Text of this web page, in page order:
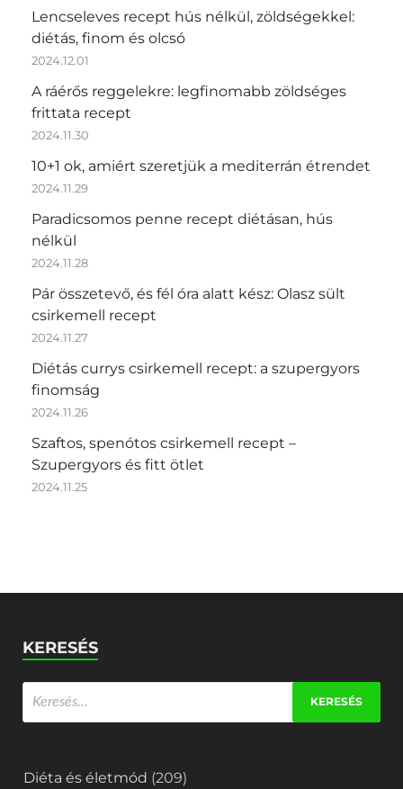
Lencseleves recept hús nélkül, zöldségekkel:
diétás, finom és olcsó
2024.12.01
A ráérős reggelekre: legfinomabb zöldséges
frittata recept
2024.11.30
10+1 ok, amiért szeretjük a mediterrán étrendet
2024.11.29
Paradicsomos penne recept diétásan, hús
nélkül
2024.11.28
Pár összetevő, és fél óra alatt kész: Olasz sült
csirkemell recept
2024.11.27
Diétás currys csirkemell recept: a szupergyors
finomság
2024.11.26
Szaftos, spenótos csirkemell recept –
Szupergyors és fitt ötlet
2024.11.25
KERESÉS
Diéta és életmód (209)